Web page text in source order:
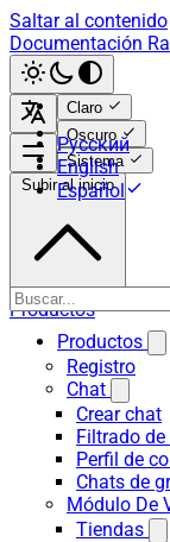
Saltar al contenido
Documentación
Claro
Oscuro
Sistema
Русский
English
Español
Productos
Registro
Chat
Crear chat
Filtrado
Perfil de
Chats de
Módulo De
Tiendas
Subir al inicio
Productos